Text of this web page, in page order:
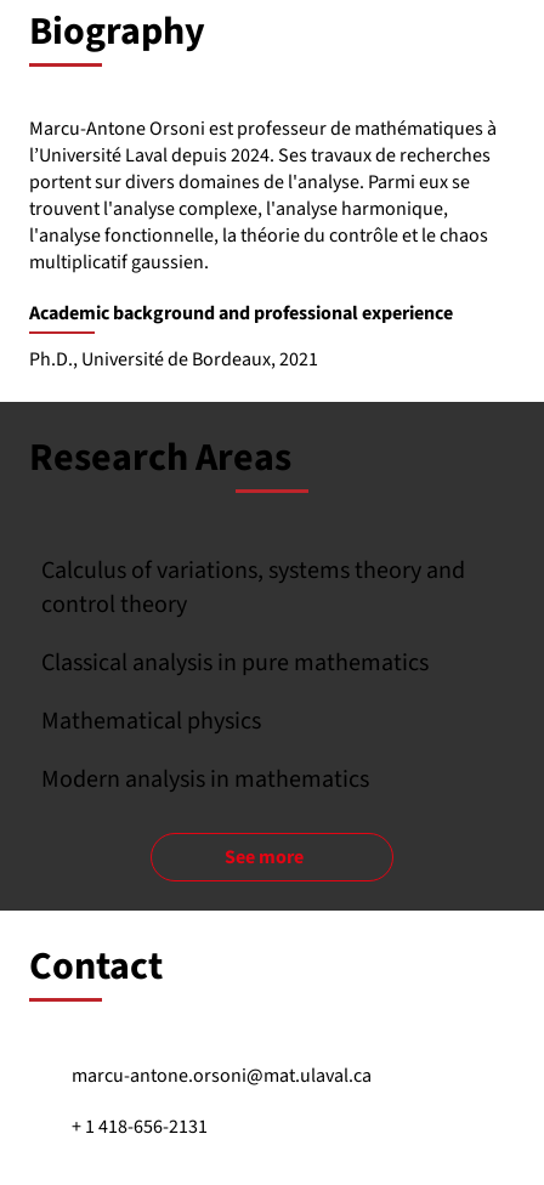
Biography
Marcu-Antone Orsoni est professeur de mathématiques à
l’Université Laval depuis 2024. Ses travaux de recherches
portent sur divers domaines de l'analyse. Parmi eux se
trouvent l'analyse complexe, l'analyse harmonique,
l'analyse fonctionnelle, la théorie du contrôle et le chaos
multiplicatif gaussien.
Academic background and professional experience
Ph.D., Université de Bordeaux, 2021
Research Areas
Calculus of variations, systems theory and
control theory
Classical analysis in pure mathematics
Mathematical physics
Modern analysis in mathematics
See more
Contact
marcu-antone.orsoni@mat.ulaval.ca
+ 1 418-656-2131